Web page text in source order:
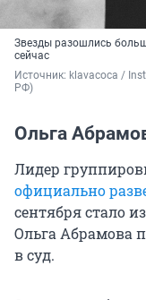
Звезды разошлись
сейчас
Источник: klavacoca /
РФ)
Ольга
Лидер
официально
сентября стало
Ольга Абрамова
в суд.